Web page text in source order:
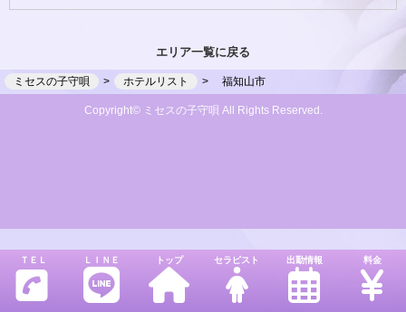
ＴＥＬ ＬＩＮＥ トップ セラピスト 出勤情報 料金
エリア一覧に戻る
ミセスの子守唄 ホテルリスト 福知山市
Copyright© ミセスの子守唄 All Rights Reserved.